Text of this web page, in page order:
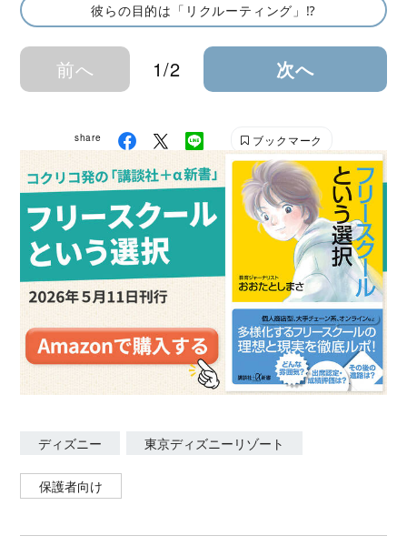
彼らの目的は「リクルーティング」⁉
前へ 1/2 次へ
share ブックマーク
ディズニー 東京ディズニーリゾート
保護者向け